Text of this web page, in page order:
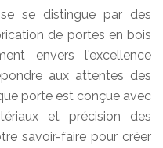
se distingue par des
de portes en bois
envers l'excellence
aux attentes des
porte est conçue avec
et précision des
savoir-faire pour créer